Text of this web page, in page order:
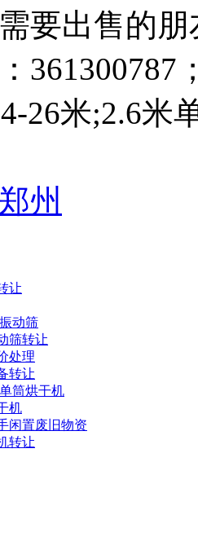
要出售的朋
361300787
26米;2.6米
郑州
让
动筛
筛转让
处理
转让
筒烘干机
机
闲置废旧物资
转让